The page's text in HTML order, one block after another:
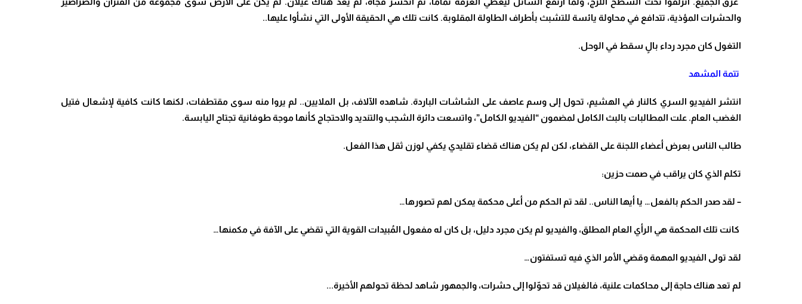
والحشرات المؤذية، تتدافع في محاولة يائسة للتشبث بأطراف الطاولة المقلوبة. كانت تلك هي الحقيقة الأولى التي نشأوا عليها..
التغول كان مجرد رداء بالٍ سقط في الوحل.
تتمة المشهد
انتشر الفيديو السري كالنار في الهشيم، تحول إلى وسم عاصف على الشاشات الباردة. شاهده الآلاف، بل الملايين.. لم يروا منه سوى مقتطفات، لكنها كانت كافية لإشعال فتيل
الغضب العام. علت المطالبات بالبث الكامل لمضمون “الفيديو الكامل”، واتسعت دائرة الشجب والتنديد والاحتجاج كأنها موجة طوفانية تجتاح اليابسة.
طالب الناس بعرض أعضاء اللجنة على القضاء، لكن لم يكن هناك قضاء تقليدي يكفي لوزن ثقل هذا الفعل.
تكلم الذي كان يراقب في صمت حزين:
– لقد صدر الحكم بالفعل… يا أيها الناس.. لقد تم الحكم من أعلى محكمة يمكن لهم تصورها…
كانت تلك المحكمة هي الرأي العام المطلق، والفيديو لم يكن مجرد دليل، بل كان له مفعول المُبيدات القوية التي تقضي على الآفة في مكمنها…
لقد تولى الفيديو المهمة وقضي الأمر الذي فيه تستفتون…
لم تعد هناك حاجة إلى محاكمات علنية، فالغيلان قد تحوّلوا إلى حشرات، والجمهور شاهد لحظة تحولهم الأخيرة.
..